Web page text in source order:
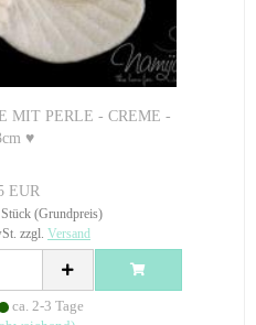
MIT PERLE - CREME -
♥
EUR
(Grundpreis)
zzgl. Versand
ca. 2-3 Tage